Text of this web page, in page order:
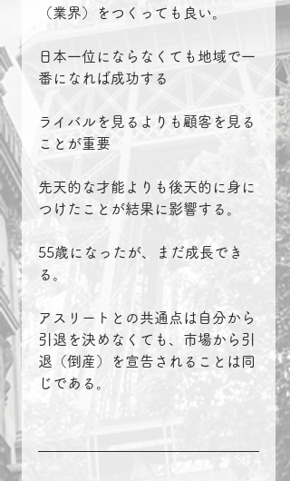
（業界）をつくっても良い。
日本一位にならなくても地域で一
番になれば成功する
ライバルを見るよりも顧客を見る
ことが重要
先天的な才能よりも後天的に身に
つけたことが結果に影響する。
55歳になったが、まだ成長でき
る。
アスリートとの共通点は自分から
引退を決めなくても、市場から引
退（倒産）を宣告されることは同
じである。